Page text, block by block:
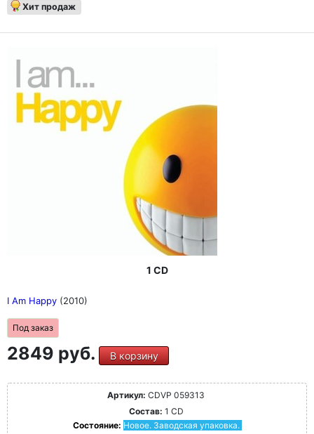
Хит продаж
1 CD
I Am Happy (2010)
Под заказ
2849 руб. В корзину
Артикул: CDVP 059313
Состав: 1 CD
Состояние: Новое. Заводская упаковка.